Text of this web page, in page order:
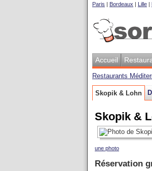
Paris | Bordeaux | Lille |
Accueil
Restaurants
Skopik & Lohn
Skopik &
une photo
Réservation